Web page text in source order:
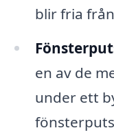
blir fria
en av de
under ett